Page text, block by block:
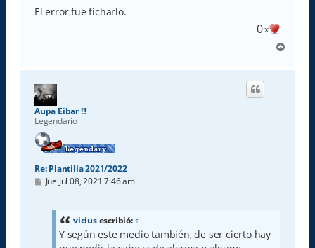
El error fue ficharlo.
0x
r
Aupa Eibar !!!
Legendario
Re: Plantilla 2021/2022
M
Jue Jul 08, 2021 7:46 am
viciusescribió: ↑
Y según este medio también, de ser cierto hay